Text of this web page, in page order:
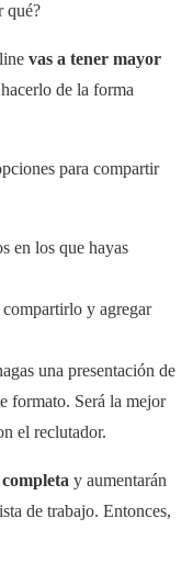
qué?
vas a tener mayor
de la forma
para compartir
en los que hayas
compartirlo y agregar
una presentación de
formato. Será la mejor
el reclutador.
y aumentarán
de trabajo. Entonces,